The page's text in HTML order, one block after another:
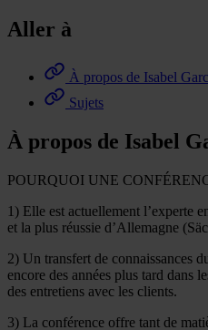
Aller à
À propos de Isabel
Sujets
À propos de Isabel
POURQUOI UNE
1) Elle est actuellement l’experte
et la plus réussie d’Allemagne
2) Un transfert de connaissances
encore des années plus tard dans
des entretiens avec les clients.
3) La conférence offre tant de